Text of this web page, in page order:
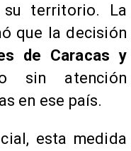
su territorio. La
que la decisión
de Caracas y
sin atención
en ese país.
esta medida